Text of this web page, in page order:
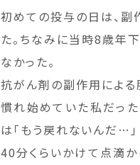
初めての投与の日は、副
た。ちなみに当時8歳年
なかった。
抗がん剤の副作用による
慣れ始めていた私だっ
は「もう戻れないんだ…
40分くらいかけて点滴